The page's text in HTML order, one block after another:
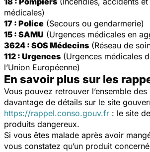
médicales)
17 : Police (Secours ou gendarmerie)
15 : SAMU (Urgences médicales en
3624 : SOS Médecins (Réseau de
112 : Urgences (Urgences médicales
l’Union Européenne)
En savoir plus sur les
Vous pouvez retrouver l’ensemble
davantage de détails sur le site
https://rappel.conso.gouv.fr : le site
produits dangereux.
Si vous êtes malade après avoir
vous constatez qu’un produit